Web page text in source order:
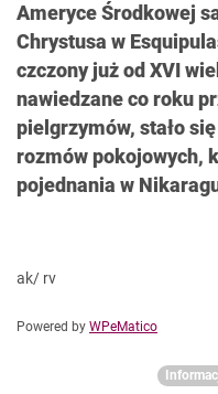
Ameryce Środkowej
Chrystusa w
czczony już od XVI
nawiedzane co roku
pielgrzymów, stało
rozmów pokojowych,
pojednania w
ak/ rv
Powered by WPeMatico